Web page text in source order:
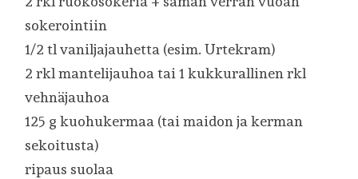
sokerointiin
1/2 tl vaniljajauhetta (esim. Urtekram)
2 rkl mantelijauhoa tai 1 kukkurallinen rkl
vehnäjauhoa
125 g kuohukermaa (tai maidon ja kerman
sekoitusta)
ripaus suolaa